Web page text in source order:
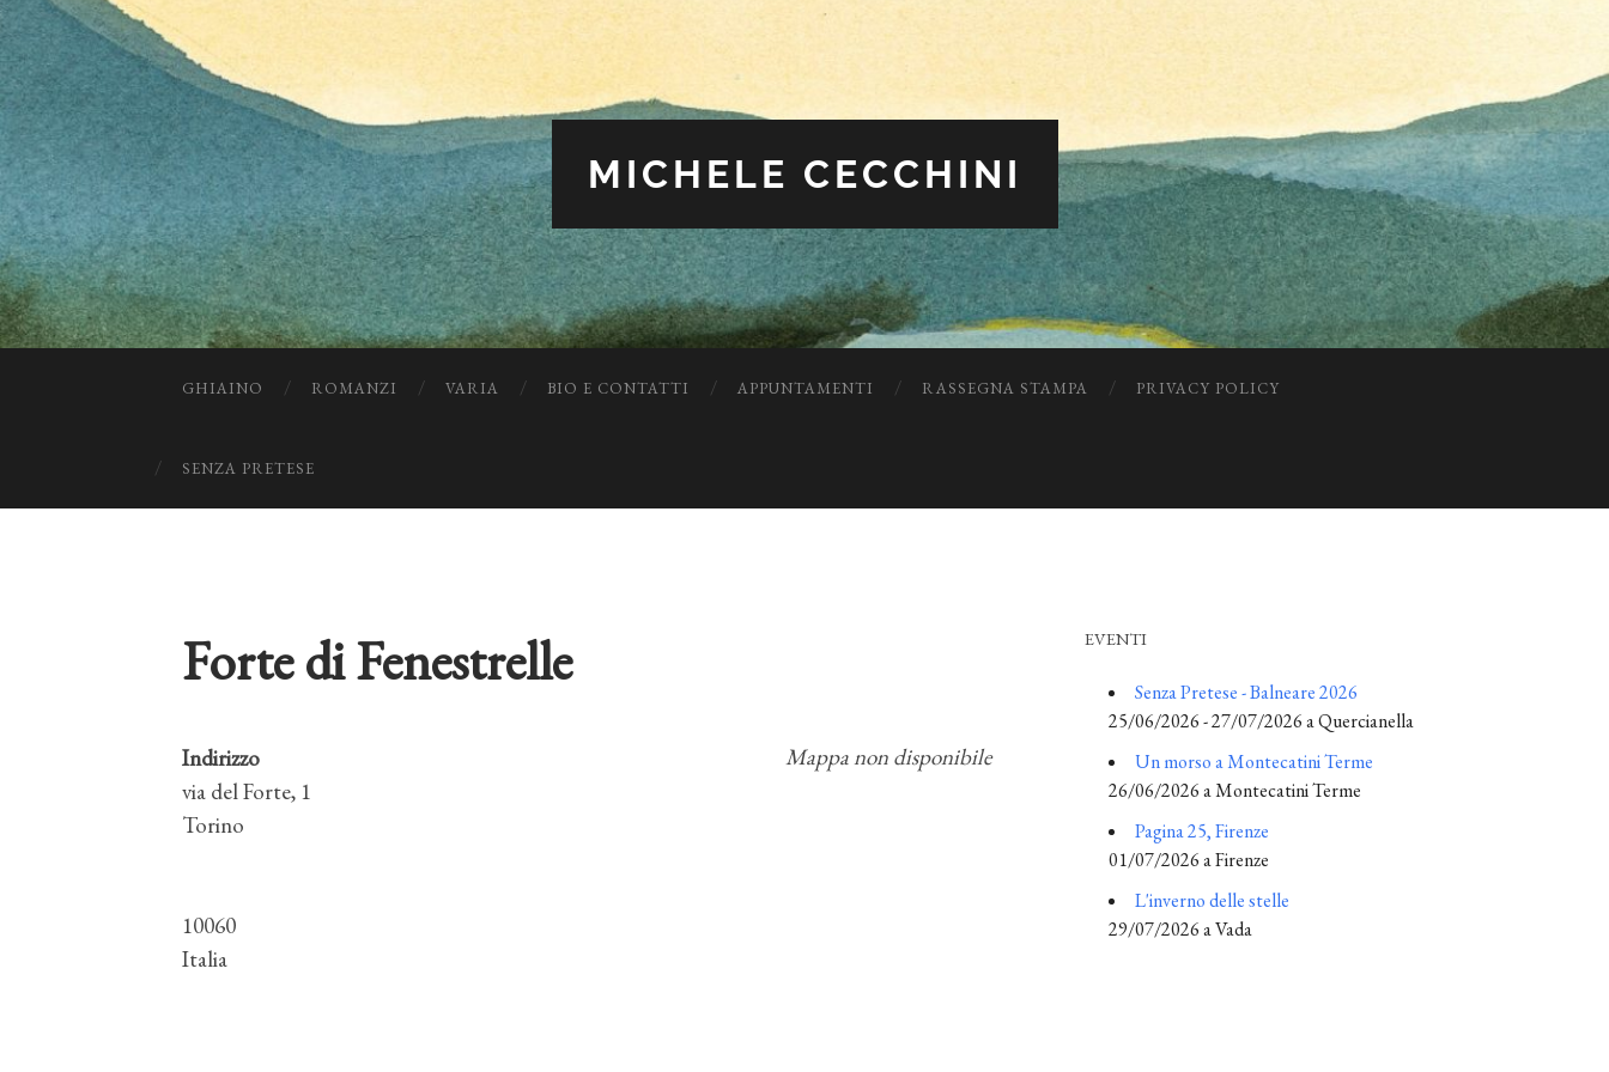
MICHELE CECCHINI
GHIAINO ROMANZI VARIA BIO E CONTATTI APPUNTAMENTI RASSEGNA STAMPA PRIVACY POLICY
SENZA PRETESE
Forte di Fenestrelle
Mappa non disponibile
Indirizzo
via del Forte, 1
Torino
10060
Italia
EVENTI
Senza Pretese - Balneare 2026
25/06/2026 - 27/07/2026 a Quercianella
Un morso a Montecatini Terme
26/06/2026 a Montecatini Terme
Pagina 25, Firenze
01/07/2026 a Firenze
L'inverno delle stelle
29/07/2026 a Vada